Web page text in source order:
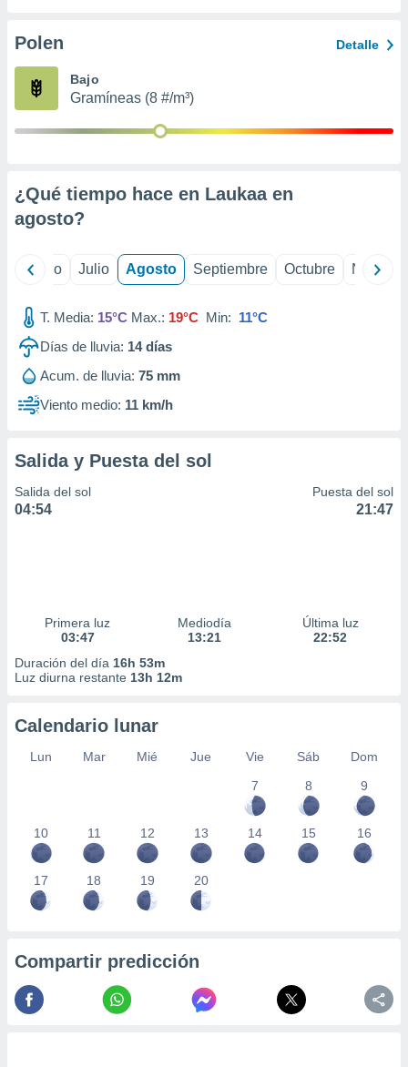
e
mediante
publicidad
publicidad
de
Polen Detalle
Bajo
Gramíneas (8 #/m³)
¿Qué tiempo hace en Laukaa en
agosto?
Junio Julio Agosto Septiembre Octubre
T. Media: 15°C Max.: 19°C Min: 11°C
Días de lluvia: 14días
Acum. de lluvia: 75 mm
Viento medio: 11 km/h
Salida y Puesta del sol
Salida del sol
04:54
Puesta del sol
21:47
Primera luz
03:47
Mediodía
13:21
Última luz
22:52
Duración del día 16h 53m
Luz diurna restante 13h 12m
Calendario lunar
Lun Mar Mié Jue Vie Sáb
Dom
7
8 9
10 11 12 13 14 15 16
17 18 19 20
Compartir predicción